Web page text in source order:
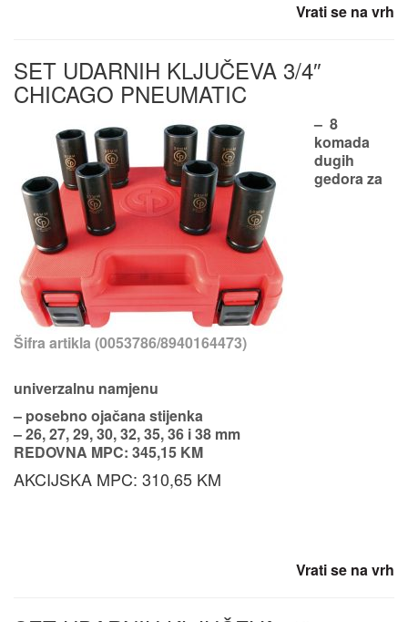
Vrati se na vrh
SET UDARNIH KLJUČEVA 3/4″
CHICAGO PNEUMATIC
Šifra artikla (0053786/8940164473)
– 8
komada
dugih
gedora za
univerzalnu namjenu
– posebno ojačana stijenka
– 26, 27, 29, 30, 32, 35, 36 i 38 mm
REDOVNA MPC: 345,15 KM
AKCIJSKA MPC: 310,65 KM
Vrati se na vrh